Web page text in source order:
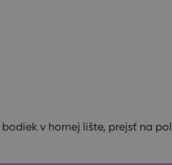
v hornej lište, prejsť na